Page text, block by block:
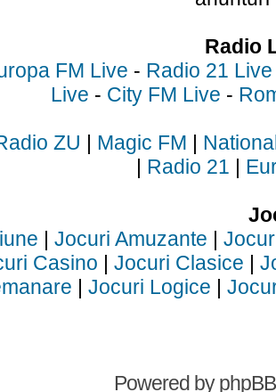
Radio
FM Live - Radio 21 Live
Live - City FM Live -
ZU | Magic FM |
| Radio 21 |
| Jocuri Amuzante |
Casino | Jocuri Clasice |
| Jocuri Logice |
Powered byphpBB